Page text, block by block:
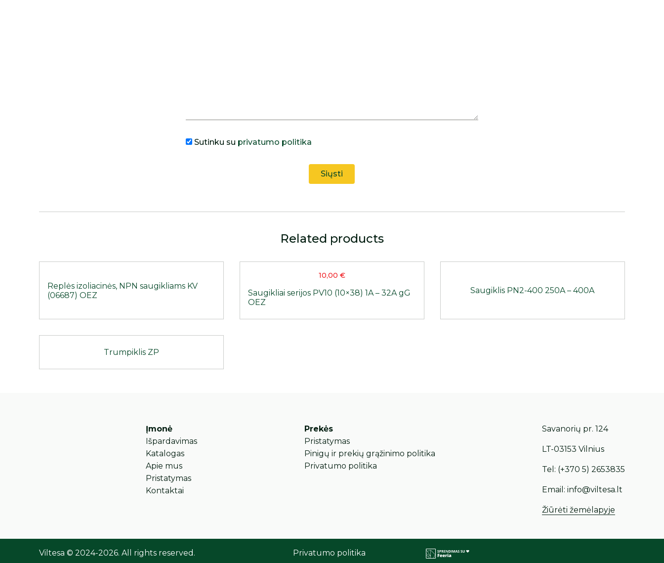
Sutinku su privatumo politika
Related products
Replės izoliacinės, NPN saugikliams KV
(06687) OEZ
Saugikliai serijos PV10 (10×38) 1A – 32A gG
OEZ
10,00 €
Saugiklis PN2-400 250A – 400A
Trumpiklis ZP
Įmonė
Išpardavimas
Katalogas
Apie mus
Pristatymas
Kontaktai
Prekės
Pristatymas
Pinigų ir prekių grąžinimo politika
Privatumo politika
Savanorių pr. 124
LT-03153 Vilnius
Tel: (+370 5) 2653835
Email: info@viltesa.lt
Žiūrėti žemėlapyje
Viltesa © 2024-2026. All rights reserved. Privatumo politika